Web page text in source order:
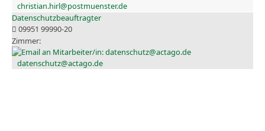
christian.hirl@postmuenster.de
Datenschutzbeauftragter
09951 99990-20
datenschutz@actago.de